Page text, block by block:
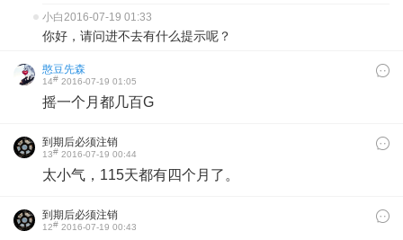
小白2016-07-19 01:33
你好，请问进不去有什么提示呢？
憨豆先森
14# 2016-07-19 01:05
摇一个月都几百G
到期后必须注销
13# 2016-07-19 00:44
太小气，115天都有四个月了。
到期后必须注销
12# 2016-07-19 00:43